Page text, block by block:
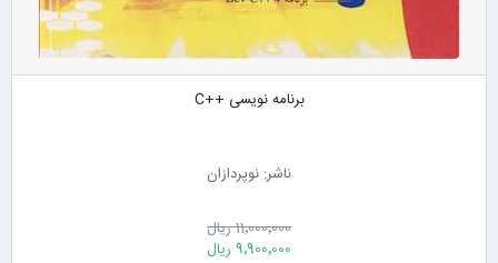
برنامه نویسی ++C
ناشر: نوپردازان
11٬000٬000 ریال
9٬900٬000 ریال